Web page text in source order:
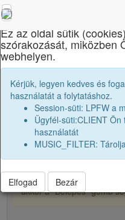
Apáczai Csere
Főalbum
a tartalmukat. Ha
akkor a "Belépés" gomb
×
Ez az oldal sütik
szórakozását, miközben
webhelyen.
Kérjük, legyen kedves és
használatát a folytatáshoz.
Session-süti: LPFW a
Ügyfél-süti:CLIENT
használatát
MUSIC_FILTER:
Elfogad Bezár